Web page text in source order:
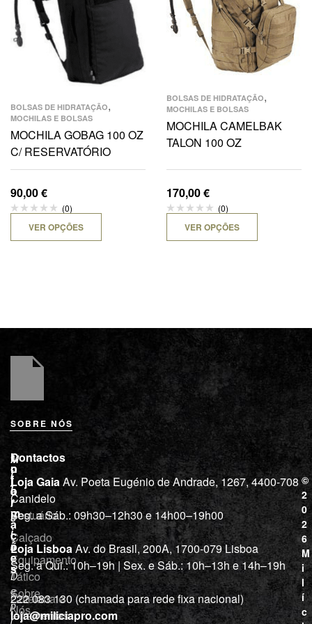
BOLSAS DE HIDRATAÇÃO,
MOCHILAS E BOLSAS
MOCHILA GOBAG 100 OZ
C/ RESERVATÓRIO
90,00€
(0)
VER OPÇÕES
BOLSAS DE HIDRATAÇÃO,
MOCHILAS E BOLSAS
MOCHILA CAMELBAK
TALON 100 OZ
170,00€
(0)
VER OPÇÕES
SOBRE NÓS
M
i
l
í
c
i
a
“
D
e
p
r
L
o
j
a
Vestuário
Calçado
Equipamento
Tático
Cutelaria e
ferramentas
I
n
f
o
r
m
a
ç
õ
e
s
Sobre
Nós
Contactos
Loja Gaia Av. Poeta Eugénio de Andrade, 1267, 4400-708
Canidelo
Seg. a Sáb.: 09h30–12h30 e 14h00–19h00
Loja LisboaAv. do Brasil, 200A, 1700-079 Lisboa
Seg. a Qui.: 10h–19h | Sex. e Sáb.: 10h–13h e 14h–19h
222 083 130 (chamada para rede fixa nacional)
loja@miliciapro.com
©
2
0
2
6
M
i
l
í
c